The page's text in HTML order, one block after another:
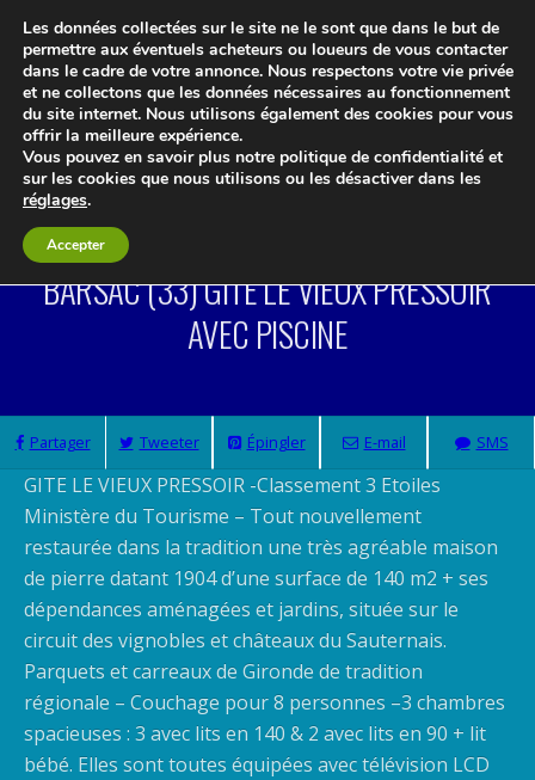
Le blog 3d-immo-visites
BARSAC (33) GITE LE VIEUX PRESSOIR
AVEC PISCINE
Partager Tweeter Épingler E-mail SMS
GITE LE VIEUX PRESSOIR -Classement 3 Etoiles
Ministère du Tourisme – Tout nouvellement
restaurée dans la tradition une très agréable maison
de pierre datant 1904 d’une surface de 140 m2 + ses
dépendances aménagées et jardins, située sur le
circuit des vignobles et châteaux du Sauternais.
Parquets et carreaux de Gironde de tradition
régionale – Couchage pour 8 personnes –3 chambres
spacieuses : 3 avec lits en 140 & 2 avec lits en 90 + lit
bébé. Elles sont toutes équipées avec télévision LCD
Les données collectées sur le site ne le sont que dans le but de
permettre aux éventuels acheteurs ou loueurs de vous contacter
dans le cadre de votre annonce. Nous respectons votre vie privée
et ne collectons que les données nécessaires au fonctionnement
du site internet. Nous utilisons également des cookies pour vous
offrir la meilleure expérience.
Vous pouvez en savoir plus notre politique de confidentialité et
sur les cookies que nous utilisons ou les désactiver dans les
réglages.
Accepter